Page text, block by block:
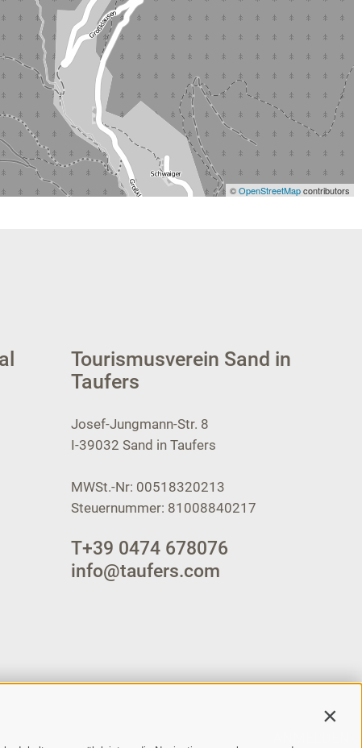
©OpenStreetMapcontributors
Tourismusverein Sand in
Taufers
Josef-Jungmann-Str. 8
I-39032 Sand in Taufers
MWSt.-Nr: 00518320213
Steuernummer: 81008840217
T+39 0474 678076
info@taufers.com